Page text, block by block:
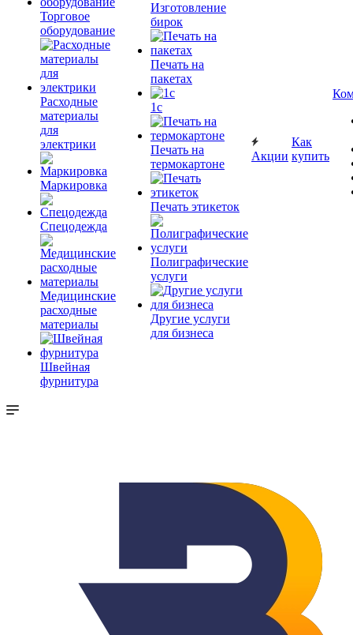
Торговое
оборудование
Расходные
материалы
для
электрики
Маркировка
Спецодежда
Медицинские
расходные
материалы
Швейная
фурнитура
Изготовление
бирок
Печать на
пакетах
1c
Печать на
термокартоне
Печать этикеток
Полиграфические
услуги
Другие услуги
для бизнеса
Акции
Как
купить